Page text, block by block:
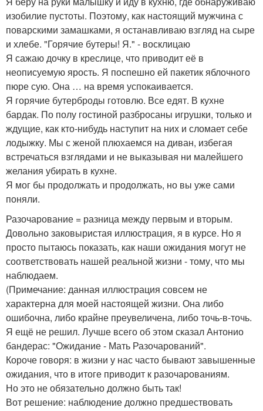
изобилие пустоты. Поэтому, как настоящий мужчина с
поварскими замашками, я останавливаю взгляд на сыре
и хлебе. "Горячие бутеры! Я." - восклицаю
Я сажаю дочку в креслице, что приводит её в
неописуемую ярость. Я поспешно ей пакетик яблочного
пюре сую. Она … на время успокаивается.
Я горячие бутерброды готовлю. Все едят. В кухне
бардак. По полу гостиной разбросаны игрушки, только и
ждущие, как кто-нибудь наступит на них и сломает себе
лодыжку. Мы с женой плюхаемся на диван, избегая
встречаться взглядами и не выказывая ни малейшего
желания убирать в кухне.
Я мог бы продолжать и продолжать, но вы уже сами
поняли.
Разочарование = разница между первым и вторым.
Довольно заковыристая иллюстрация, я в курсе. Но я
просто пытаюсь показать, как наши ожидания могут не
соответствовать нашей реальной жизни - тому, что мы
наблюдаем.
(Примечание: данная иллюстрация совсем не
характерна для моей настоящей жизни. Она либо
ошибочна, либо крайне преувеличена, либо точь-в-точь.
Я ещё не решил. Лучше всего об этом сказал Антонио
бандерас: "Ожидание - Мать Разочарований".
Короче говоря: в жизни у нас часто бывают завышенные
ожидания, что в итоге приводит к разочарованиям.
Но это не обязательно должно быть так!
Вот решение: наблюдение должно предшествовать